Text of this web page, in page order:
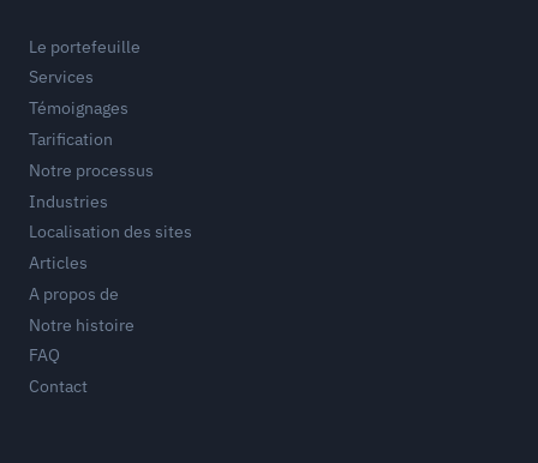
Le portefeuille
Services
Témoignages
Tarification
Notre processus
Industries
Localisation des sites
Articles
A propos de
Notre histoire
FAQ
Contact